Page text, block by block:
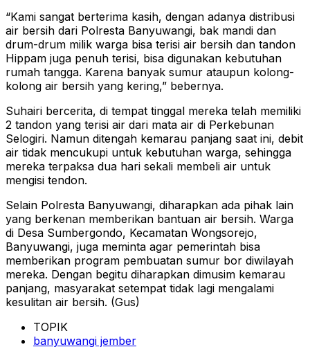
“Kami sangat berterima kasih, dengan adanya distribusi
air bersih dari Polresta Banyuwangi, bak mandi dan
drum-drum milik warga bisa terisi air bersih dan tandon
Hippam juga penuh terisi, bisa digunakan kebutuhan
rumah tangga. Karena banyak sumur ataupun kolong-
kolong air bersih yang kering,” bebernya.
Suhairi bercerita, di tempat tinggal mereka telah memiliki
2 tandon yang terisi air dari mata air di Perkebunan
Selogiri. Namun ditengah kemarau panjang saat ini, debit
air tidak mencukupi untuk kebutuhan warga, sehingga
mereka terpaksa dua hari sekali membeli air untuk
mengisi tendon.
Selain Polresta Banyuwangi, diharapkan ada pihak lain
yang berkenan memberikan bantuan air bersih. Warga
di Desa Sumbergondo, Kecamatan Wongsorejo,
Banyuwangi, juga meminta agar pemerintah bisa
memberikan program pembuatan sumur bor diwilayah
mereka. Dengan begitu diharapkan dimusim kemarau
panjang, masyarakat setempat tidak lagi mengalami
kesulitan air bersih. (Gus)
TOPIK
banyuwangi jember